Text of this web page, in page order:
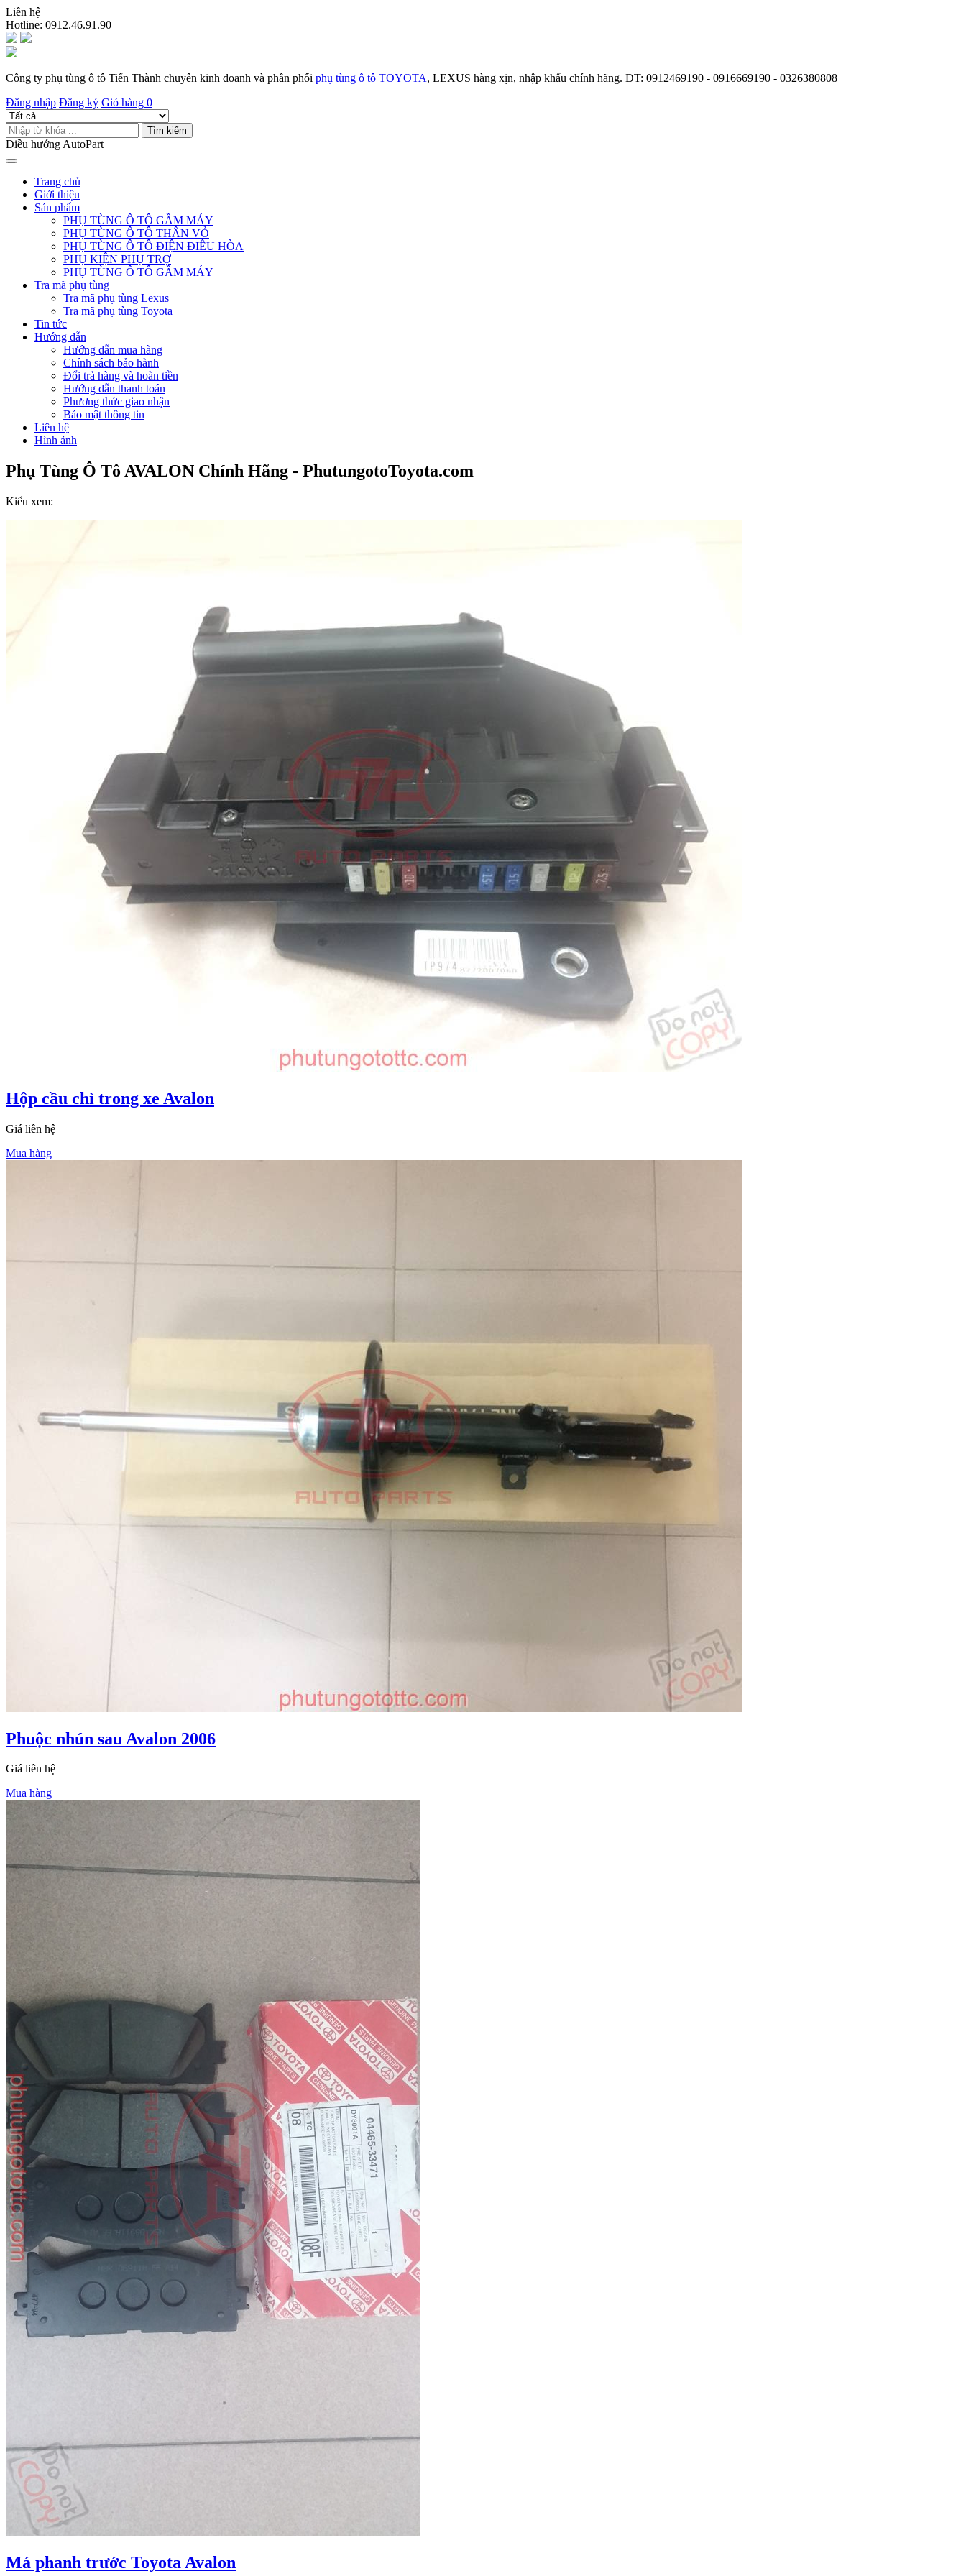
Liên hệ
Hotline: 0912.46.91.90
Công ty phụ tùng ô tô Tiến Thành chuyên kinh doanh và phân phối phụ tùng ô tô TOYOTA, LEXUS hàng xịn, nhập khẩu chính hãng. ĐT: 0912469190 - 0916669190 - 0326380808
Đăng nhập Đăng ký Giỏ hàng 0
Tìm kiếm
Điều hướng AutoPart
Trang chủ
Giới thiệu
Sản phẩm
PHỤ TÙNG Ô TÔ GẦM MÁY
PHỤ TÙNG Ô TÔ THÂN VỎ
PHỤ TÙNG Ô TÔ ĐIỆN ĐIỀU HÒA
PHỤ KIỆN PHỤ TRỢ
PHỤ TÙNG Ô TÔ GẦM MÁY
Tra mã phụ tùng
Tra mã phụ tùng Lexus
Tra mã phụ tùng Toyota
Tin tức
Hướng dẫn
Hướng dẫn mua hàng
Chính sách bảo hành
Đổi trả hàng và hoàn tiền
Hướng dẫn thanh toán
Phương thức giao nhận
Bảo mật thông tin
Liên hệ
Hình ảnh
Phụ Tùng Ô Tô AVALON Chính Hãng - PhutungotoToyota.com
Kiểu xem:
Hộp cầu chì trong xe Avalon
Giá liên hệ
Mua hàng
Phuộc nhún sau Avalon 2006
Giá liên hệ
Mua hàng
Má phanh trước Toyota Avalon